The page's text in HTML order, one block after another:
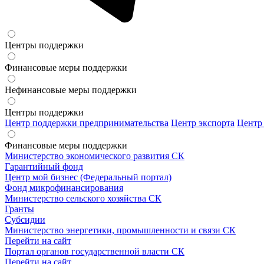
Центры поддержки
Финансовые меры поддержки
Нефинансовые меры поддержки
Центры поддержки
Центр поддержки предпринимательства Центр экспорта
Финансовые меры поддержки
Министерство экономического развития СК
Гарантийный фонд
Центр мой бизнес (Федеральный портал)
Фонд микрофинансирования
Министерство сельского хозяйства СК
Гранты
Субсидии
Министерство энергетики, промышленности и связи СК
Перейти на сайт
Портал органов государственной власти СК
Перейти на сайт